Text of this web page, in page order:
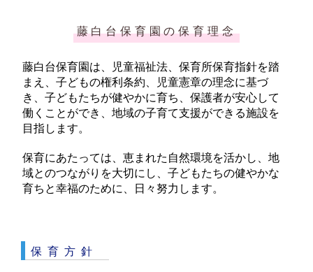
藤白台保育園の保育理念
藤白台保育園は、児童福祉法、保育所保育指針を踏
まえ、子どもの権利条約、児童憲章の理念に基づ
き、子どもたちが健やかに育ち、保護者が安心して
働くことができ、地域の子育て支援ができる施設を
目指します。
保育にあたっては、恵まれた自然環境を活かし、地
域とのつながりを大切にし、子どもたちの健やかな
育ちと幸福のために、日々努力します。
保育方針